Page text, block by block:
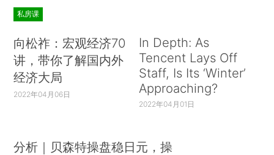
私房课
向松祚：宏观经济70
讲，带你了解国内外
经济大局
2022年04月06日
In Depth: As
Tencent Lays Off
Staff, Is Its ‘Winter’
Approaching?
2022年04月01日
分析｜贝森特操盘稳日元，操